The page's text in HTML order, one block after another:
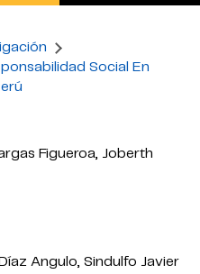
Social En
Figueroa, Joberth
Angulo, Sindulfo Javier